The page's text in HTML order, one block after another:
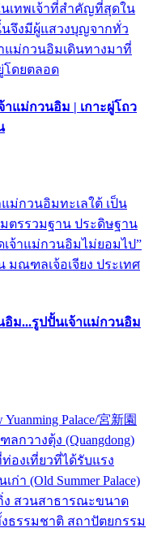
เทพเจ้าที่สำคัญที่สุดใน
จึงมีผู้แสวงบุญจากทั่ว
แม่กวนอิมเดินทางมาที่
โดยตลอด
แม่กวนอิม | เกาะผู่โถว
ม่กวนอิมทะเลใต้ เป็น
ตรรวมฐาน ประดิษฐาน
จ้าแม่กวนอิมไม่ยอมไป”
มณฑลเจ้อเจียง ประเทศ
อิม...รูปปั้นเจ้าแม่กวนอิม
Palace/宮新園
กวางตุ้ง (Quangdong)
องเที่ยวที่ได้รับแรง
า (Old Summer Palace)
สวนสาธารณะขนาด
ธรรมชาติ สถาปัตยกรรม